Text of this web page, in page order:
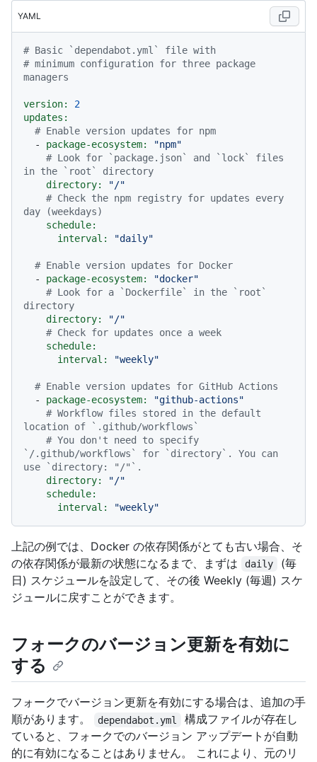
YAML
# Basic `dependabot.yml` file with
# minimum configuration for three package
managers
version:
2
updates:
# Enable version updates for npm
-
package-ecosystem:
"npm"
# Look for `package.json` and `lock` files
in the `root` directory
directory:
"/"
# Check the npm registry for updates every
day (weekdays)
schedule:
interval:
"daily"
# Enable version updates for Docker
-
package-ecosystem:
"docker"
# Look for a `Dockerfile` in the `root`
directory
directory:
"/"
# Check for updates once a week
schedule:
interval:
"weekly"
# Enable version updates for GitHub Actions
-
package-ecosystem:
"github-actions"
# Workflow files stored in the default
location of `.github/workflows`
# You don't need to specify
`/.github/workflows` for `directory`. You can
use `directory: "/"`.
directory:
"/"
schedule:
interval:
"weekly"
上記の例では、Docker の依存関係がとても古い場合、そ
の依存関係が最新の状態になるまで、まずは
daily
(毎
日) スケジュールを設定して、その後 Weekly (毎週) スケ
ジュールに戻すことができます。
フォークのバージョン更新を有効に
する
フォークでバージョン更新を有効にする場合は、追加の手
順があります。
dependabot.yml
構成ファイルが存在し
ていると、フォークでのバージョン アップデートが自動
的に有効になることはありません。 これにより、元のリ